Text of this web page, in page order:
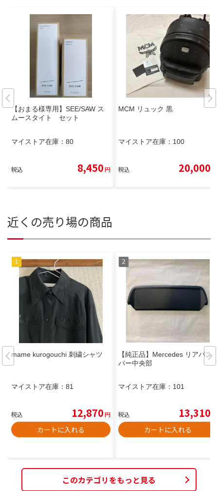
【おまる様専用】SEE/SAW ス
ムースタイト セット
マイストア在庫： 80
税込 8,450円
MCM リュック 黒
マイストア在庫： 100
税込 20,000
近くの売り場の商品
mame kurogouchi 刺繍シャツ
マイストア在庫： 81
税込 12,870円
カートに入れる
【純正品】Mercedes リアバン
パー中央部
マイストア在庫： 101
税込 13,310
カートに入れる
このカテゴリをもっと見る